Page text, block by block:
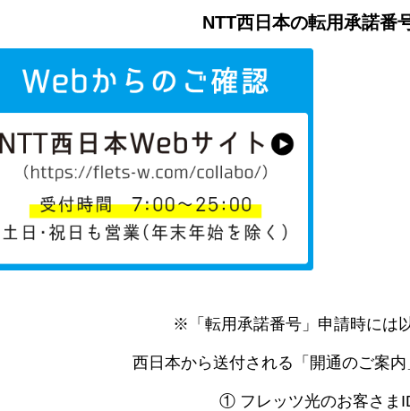
NTT西日本の転用承諾番
※「転用承諾番号」申請時には
西日本から送付される「開通のご案
① フレッツ光のお客さま